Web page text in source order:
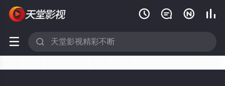
   
 